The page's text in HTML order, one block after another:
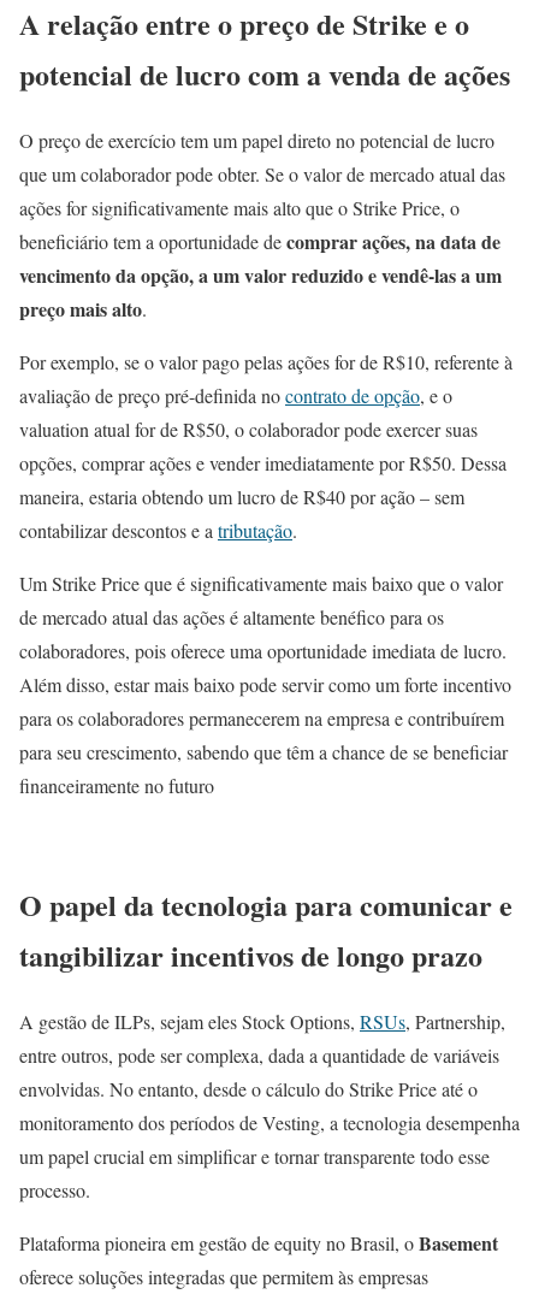
A relação entre o preço de Strike e o
potencial de lucro com a venda de ações
O preço de exercício tem um papel direto no potencial de lucro
que um colaborador pode obter. Se o valor de mercado atual das
ações for significativamente mais alto que o Strike Price, o
beneficiário tem a oportunidade decomprar ações, na data de
vencimento da opção, a um valor reduzido e vendê-las a um
preço mais alto.
Por exemplo, se o valor pago pelas ações for de R$10, referente à
avaliação de preço pré-definida nocontrato de opção, e o
valuation atual for de R$50, o colaborador pode exercer suas
opções, comprar ações e vender imediatamente por R$50. Dessa
maneira, estaria obtendo um lucro de R$40 por ação – sem
contabilizar descontos e a tributação.
Um Strike Price que é significativamente mais baixo que o valor
de mercado atual das ações é altamente benéfico para os
colaboradores, pois oferece uma oportunidade imediata de lucro.
Além disso, estar mais baixo pode servir como um forte incentivo
para os colaboradores permanecerem na empresa e contribuírem
para seu crescimento, sabendo que têm a chance de se beneficiar
financeiramente no futuro
O papel da tecnologia para comunicar e
tangibilizar incentivos de longo prazo
A gestão de ILPs, sejam eles Stock Options, RSUs, Partnership,
entre outros, pode ser complexa, dada a quantidade de variáveis
envolvidas. No entanto, desde o cálculo do Strike Price até o
monitoramento dos períodos de Vesting, a tecnologia desempenha
um papel crucial em simplificar e tornar transparente todo esse
processo.
Plataforma pioneira em gestão de equity no Brasil, oBasement
oferece soluções integradas que permitem às empresas